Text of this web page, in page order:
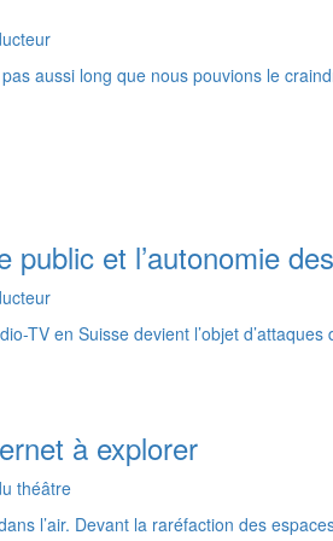
aussi long que nous pouvions le
public et l’autonomie
TV en Suisse devient l’objet
à explorer
théâtre
l’air. Devant la raréfaction des